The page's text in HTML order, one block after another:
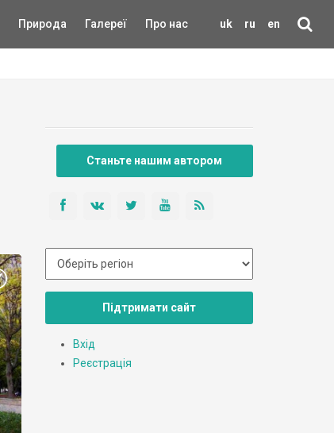
uk ru en
Природа Галереї Про нас
Станьте нашим автором
Підтримати сайт
Вхід
Реєстрація